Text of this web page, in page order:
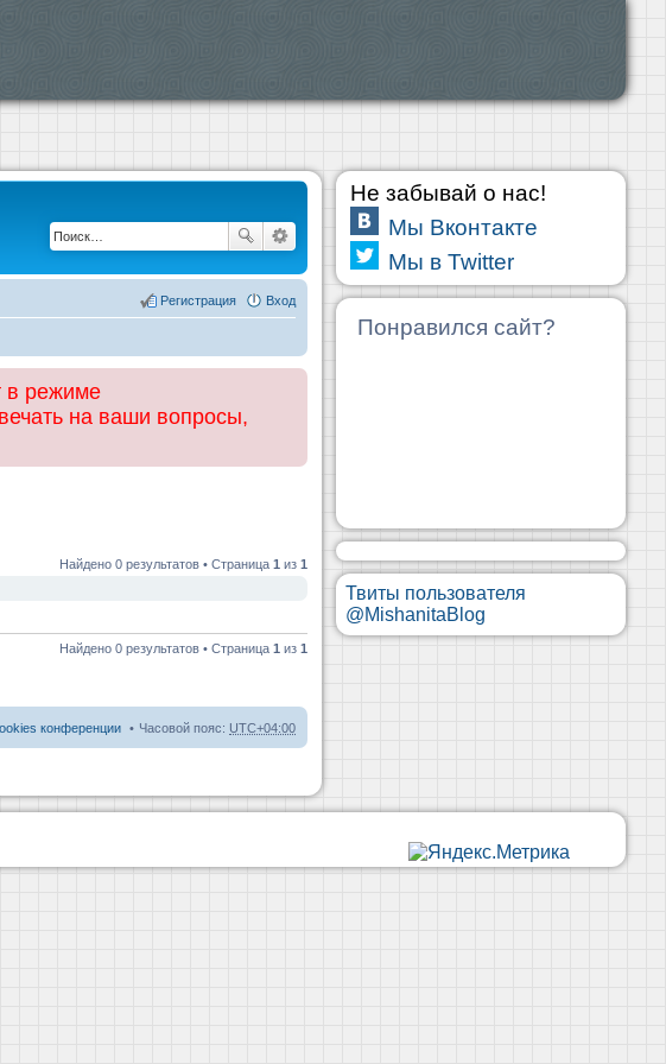
Вход
Регистрация
в режиме
на ваши вопросы,
Найдено 0 результатов • Страница 1 из 1
Найдено 0 результатов • Страница 1 из 1
Часовой пояс: UTC+04:00
конференции
Не забывай о нас!
Мы Вконтакте
Мы в Twitter
Понравился сайт?
Твиты пользователя
@MishanitaBlog